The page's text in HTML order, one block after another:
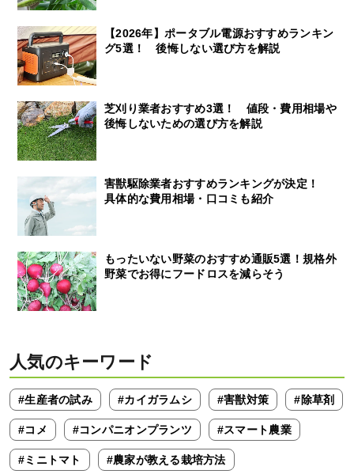
【2026年】ポータブル電源おすすめランキン
グ5選！ 後悔しない選び方を解説
芝刈り業者おすすめ3選！ 値段・費用相場や
後悔しないための選び方を解説
害獣駆除業者おすすめランキングが決定！
具体的な費用相場・口コミも紹介
もったいない野菜のおすすめ通販5選！規格外
野菜でお得にフードロスを減らそう
人気のキーワード
#生産者の試み #カイガラムシ #害獣対策 #除草剤
#コメ #コンパニオンプランツ #スマート農業
#ミニトマト #農家が教える栽培方法